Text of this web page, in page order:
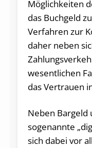
Möglichkeiten
das Buchgeld
Verfahren zur
daher neben
wesentlichen
das Vertrauen
Neben Bargeld
sogenannte
sich dabei vor